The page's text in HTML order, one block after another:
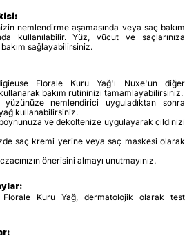
nemlendirme aşamasında veya saç bakım
kullanılabilir. Yüz, vücut ve saçlarınıza
sağlayabilirsiniz.
Florale Kuru Yağ'ı Nuxe'un diğer
bakım rutininizi tamamlayabilirsiniz.
nemlendirici uyguladıktan sonra
kullanabilirsiniz.
ve dekoltenize uygulayarak cildinizi
saç kremi yerine veya saç maskesi olarak
önerisini almayı unutmayınız.
Florale Kuru Yağ, dermatolojik olarak test